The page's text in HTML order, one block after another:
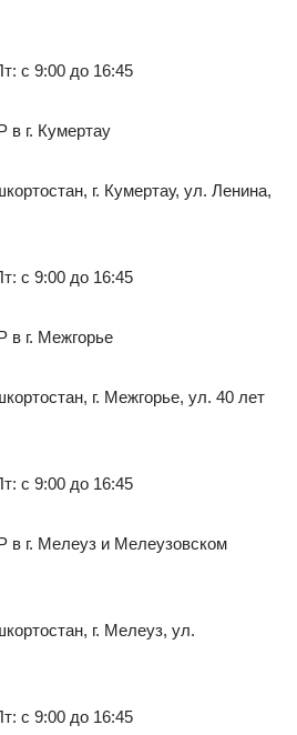
с 9:00 до 16:45
в г. Кумертау
г. Кумертау, ул. Ленина,
с 9:00 до 16:45
в г. Межгорье
г. Межгорье, ул. 40 лет
с 9:00 до 16:45
в г. Мелеуз и Мелеузовском
г. Мелеуз, ул.
с 9:00 до 16:45